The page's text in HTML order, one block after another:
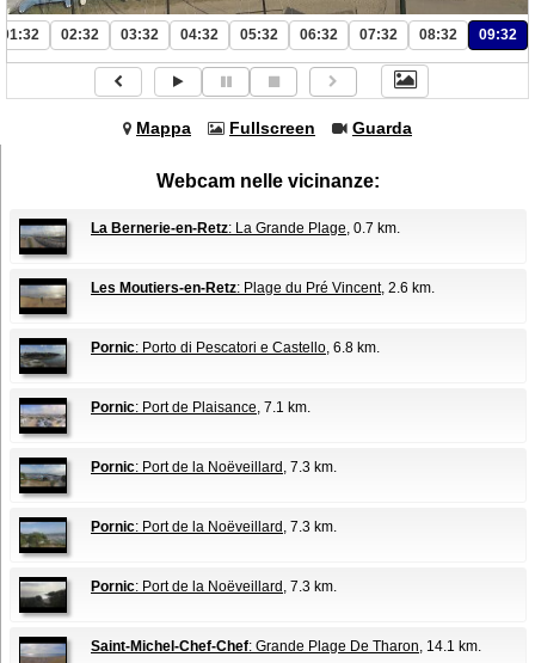
01:32 02:32 03:32 04:32 05:32 06:32 07:32 08:32 09:32
Mappa Fullscreen Guarda
Webcam nelle vicinanze:
La Bernerie-en-Retz: La Grande Plage, 0.7 km.
Les Moutiers-en-Retz: Plage du Pré Vincent, 2.6 km.
Pornic: Porto di Pescatori e Castello, 6.8 km.
Pornic: Port de Plaisance, 7.1 km.
Pornic: Port de la Noëveillard , 7.3 km.
Pornic: Port de la Noëveillard , 7.3 km.
Pornic: Port de la Noëveillard , 7.3 km.
Saint-Michel-Chef-Chef: Grande Plage De Tharon, 14.1 km.